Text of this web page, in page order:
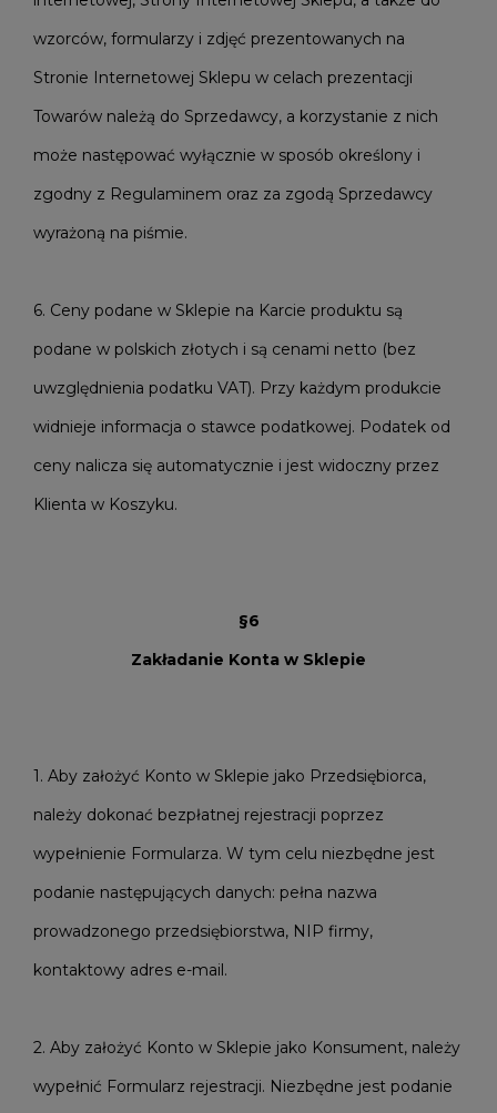
wzorców, formularzy i zdjęć prezentowanych na
Stronie Internetowej Sklepu w celach prezentacji
Towarów należą do Sprzedawcy, a korzystanie z nich
może następować wyłącznie w sposób określony i
zgodny z Regulaminem oraz za zgodą Sprzedawcy
wyrażoną na piśmie.
6. Ceny podane w Sklepie na Karcie produktu są
podane w polskich złotych i są cenami netto (bez
uwzględnienia podatku VAT). Przy każdym produkcie
widnieje informacja o stawce podatkowej. Podatek od
ceny nalicza się automatycznie i jest widoczny przez
Klienta w Koszyku.
§6
Zakładanie Konta w Sklepie
1. Aby założyć Konto w Sklepie jako Przedsiębiorca,
należy dokonać bezpłatnej rejestracji poprzez
wypełnienie Formularza. W tym celu niezbędne jest
podanie następujących danych: pełna nazwa
prowadzonego przedsiębiorstwa, NIP firmy,
kontaktowy adres e-mail.
2. Aby założyć Konto w Sklepie jako Konsument, należy
wypełnić Formularz rejestracji. Niezbędne jest podanie